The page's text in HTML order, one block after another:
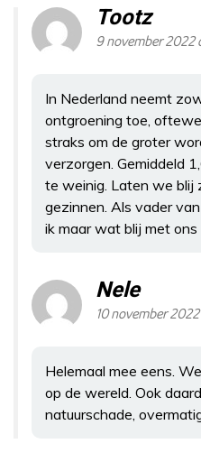
Tootz
9 november 2022
In Nederland neemt
ontgroening toe,
straks om de groter
verzorgen. Gemiddeld
te weinig. Laten we blij
gezinnen. Als vader
ik maar wat blij met ons
Nele
10 november
Helemaal mee eens.
op de wereld. Ook
natuurschade,